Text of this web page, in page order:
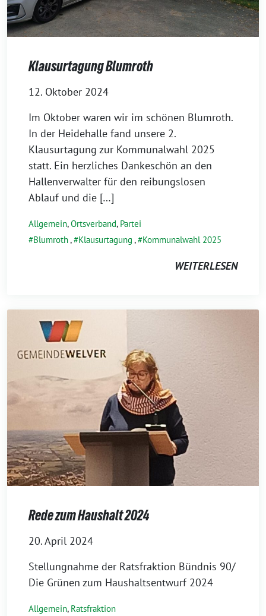
Klausurtagung Blumroth
12. Oktober 2024
Im Oktober waren wir im schönen Blumroth.
In der Heidehalle fand unsere 2.
Klausurtagung zur Kommunalwahl 2025
statt. Ein herzliches Dankeschön an den
Hallenverwalter für den reibungslosen
Ablauf und die […]
Allgemein,Ortsverband, Partei
Blumroth, Klausurtagung , Kommunalwahl 2025
WEITERLESEN
Rede zum Haushalt 2024
20. April 2024
Stellungnahme der Ratsfraktion Bündnis 90/
Die Grünen zum Haushaltsentwurf 2024
Allgemein, Ratsfraktion